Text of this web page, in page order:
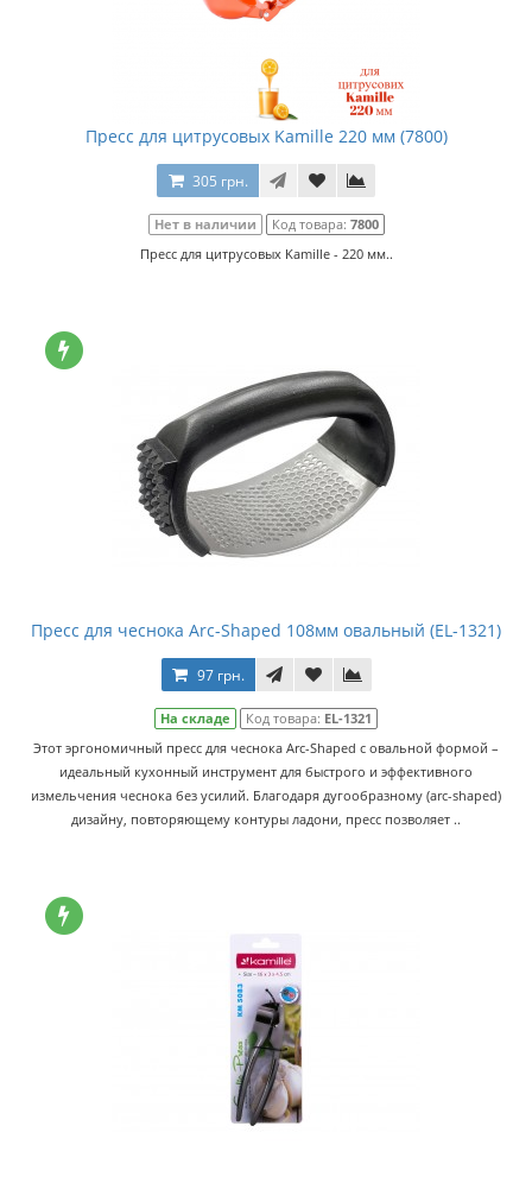
Пресс для цитрусовых Kamille 220 мм (7800)
305 грн.
Нет в наличии Код товара: 7800
Пресс для цитрусовых Kamille - 220 мм..
Пресс для чеснока Arc-Shaped 108мм овальный (EL-1321)
97 грн.
На складе Код товара: EL-1321
Этот эргономичный пресс для чеснока Arc-Shaped с овальной формой –
идеальный кухонный инструмент для быстрого и эффективного
измельчения чеснока без усилий. Благодаря дугообразному (arc-shaped)
дизайну, повторяющему контуры ладони, пресс позволяет ..